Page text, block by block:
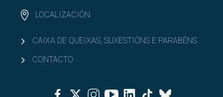
LOCALIZACIÓN
CAIXA DE QUEIXAS, SUXESTIÓNS E PARABÉNS
CONTACTO
FacebookTwitterInstagramYoutubeLinkedinTiktok